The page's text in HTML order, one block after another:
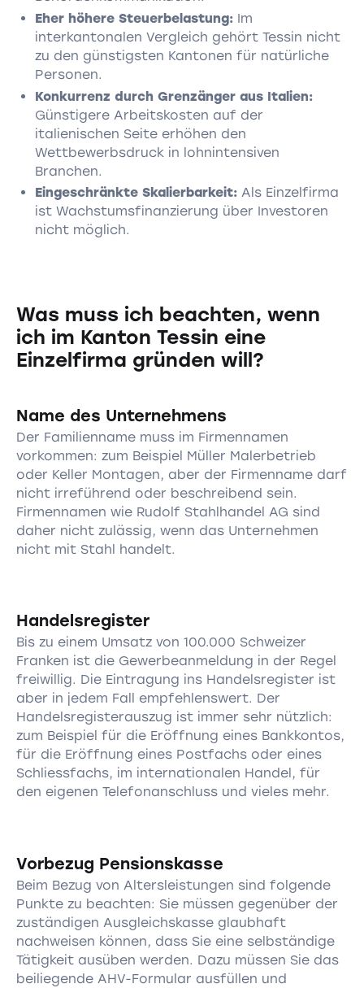
Eher höhere Steuerbelastung: Im
interkantonalen Vergleich gehört Tessin nicht
zu den günstigsten Kantonen für natürliche
Personen.
Konkurrenz durch Grenzänger aus Italien:
Günstigere Arbeitskosten auf der
italienischen Seite erhöhen den
Wettbewerbsdruck in lohnintensiven
Branchen.
Eingeschränkte Skalierbarkeit: Als Einzelfirma
ist Wachstumsfinanzierung über Investoren
nicht möglich.
Was muss ich beachten, wenn
ich im Kanton Tessin eine
Einzelfirma gründen will?
Name des Unternehmens
Der Familienname muss im Firmennamen
vorkommen: zum Beispiel Müller Malerbetrieb
oder Keller Montagen, aber der Firmenname darf
nicht irreführend oder beschreibend sein.
Firmennamen wie Rudolf Stahlhandel AG sind
daher nicht zulässig, wenn das Unternehmen
nicht mit Stahl handelt.
Handelsregister
Bis zu einem Umsatz von 100.000 Schweizer
Franken ist die Gewerbeanmeldung in der Regel
freiwillig. Die Eintragung ins Handelsregister ist
aber in jedem Fall empfehlenswert. Der
Handelsregisterauszug ist immer sehr nützlich:
zum Beispiel für die Eröffnung eines Bankkontos,
für die Eröffnung eines Postfachs oder eines
Schliessfachs, im internationalen Handel, für
den eigenen Telefonanschluss und vieles mehr.
Vorbezug Pensionskasse
Beim Bezug von Altersleistungen sind folgende
Punkte zu beachten: Sie müssen gegenüber der
zuständigen Ausgleichskasse glaubhaft
nachweisen können, dass Sie eine selbständige
Tätigkeit ausüben werden. Dazu müssen Sie das
beiliegende AHV-Formular ausfüllen und